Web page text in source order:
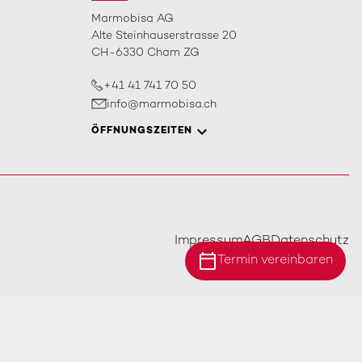
calendar_today Termin vereinbaren
Marmobisa AG
Alte Steinhauserstrasse 20
CH-6330 Cham ZG
+41 41 741 70 50
info@marmobisa.ch
ÖFFNUNGSZEITEN
ImpressumAGBDatenschutz